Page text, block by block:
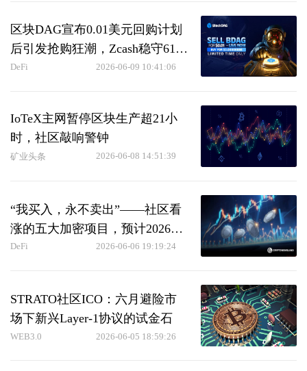
区块DAG宣布0.01美元回购计划
后引发抢购狂潮，Zcash稳守619
美元而波卡币大幅削减通胀
DeFi 2026-06-09 10:41:06
IoTeX主网暂停区块生产超21小
时，社区敲响警钟
矿业头条 2026-06-08 14:51:39
“我买入，永不卖出”——社区看
涨的五大加密项目，预计2026年
山寨季将暴涨10至50倍
DeFi 2026-06-06 19:19:24
STRATO社区ICO：六月避险市
场下新兴Layer-1协议的试金石
WEB3.0 2026-06-05 18:59:26